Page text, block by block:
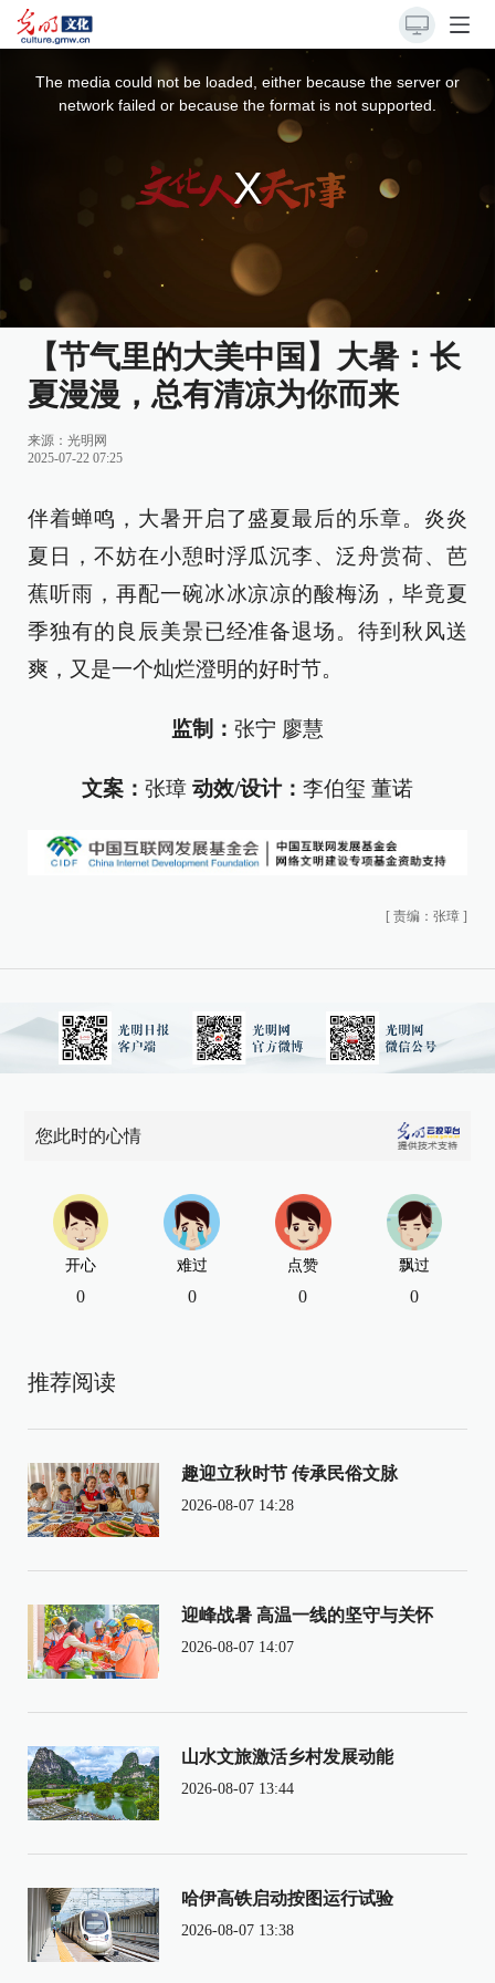
The media could not be loaded, either because the server or
network failed or because the format is not supported.
【节气里的大美中国】大暑：长
夏漫漫，总有清凉为你而来
来源： 光明网
2025-07-22 07:25
伴着蝉鸣，大暑开启了盛夏最后的乐章。炎炎
夏日，不妨在小憩时浮瓜沉李、泛舟赏荷、芭
蕉听雨，再配一碗冰冰凉凉的酸梅汤，毕竟夏
季独有的良辰美景已经准备退场。待到秋风送
爽，又是一个灿烂澄明的好时节。
监制： 张宁 廖慧
文案： 张璋 动效/设计： 李伯玺 董诺
[ 责编：张璋 ]
您此时的心情
开心
0
难过
0
点赞
0
飘过
0
推荐阅读
趣迎立秋时节 传承民俗文脉
2026-08-07 14:28
迎峰战暑 高温一线的坚守与关怀
2026-08-07 14:07
山水文旅激活乡村发展动能
2026-08-07 13:44
哈伊高铁启动按图运行试验
2026-08-07 13:38